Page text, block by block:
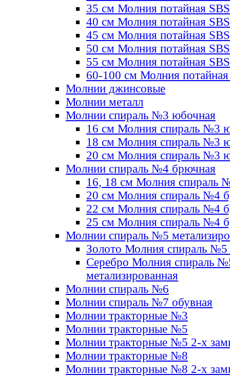
35 см Молния потайная SBS
40 см Молния потайная SBS
45 см Молния потайная SBS
50 см Молния потайная SBS
55 см Молния потайная SBS
60-100 см Молния
Молнии джинсовые
Молнии металл
Молнии спираль №3 юбочная
16 см Молния спираль №3
18 см Молния спираль №3
20 см Молния спираль №3
Молнии спираль №4 брючная
16, 18 см Молния спираль
20 см Молния спираль №4
22 см Молния спираль №4
25 см Молния спираль №4
Молнии спираль №5
Золото Молния спираль №5
Серебро Молния спираль
метализированная
Молнии спираль №6
Молнии спираль №7 обувная
Молнии тракторные №3
Молнии тракторные №5
Молнии тракторные №5 2-х
Молнии тракторные №8
Молнии тракторные №8 2-х